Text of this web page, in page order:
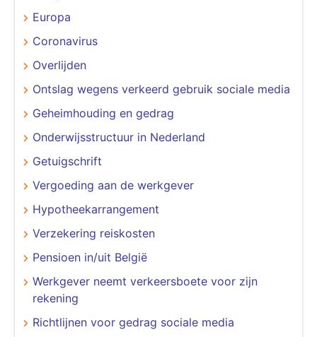
Europa
Coronavirus
Overlijden
Ontslag wegens verkeerd gebruik sociale media
Geheimhouding en gedrag
Onderwijsstructuur in Nederland
Getuigschrift
Vergoeding aan de werkgever
Hypotheekarrangement
Verzekering reiskosten
Pensioen in/uit België
Werkgever neemt verkeersboete voor zijn
rekening
Richtlijnen voor gedrag sociale media